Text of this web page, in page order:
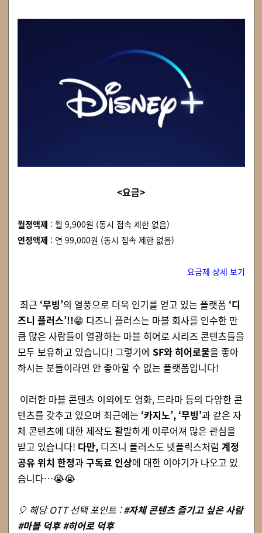
<요금>
월정액제 : 월 9,900원 (동시 접속 제한 없음)
연정액제 : 연 99,000원 (동시 접속 제한 없음)
요금제 상세 보기
최근 ‘무빙’의 열풍으로 더욱 인기를 얻고 있는 플랫폼 ‘디
즈니 플러스’!!😁 디즈니 플러스는 마블 회사를 인수한 만
큼 많은 사람들이 열광하는 마블 히어로 시리즈 콘텐츠들을
모두 보유하고 있습니다! 그렇기에 SF와 히어로물을 좋아
하시는 분들이라면 안 좋아할 수 없는 플랫폼입니다!
이러한 마블 콘텐츠 이외에도 영화, 드라마 등의 다양한 콘
텐츠를 갖추고 있으며 최근에는 ‘카지노’, ‘무빙’과 같은 자
체 콘텐츠에 대한 제작도 활발하게 이루어져 많은 관심을
받고 있습니다! 다만,디즈니 플러스도 넷플릭스처럼 계정
공유 위치 한정과구독료 인상에 대한 이야기가 나오고 있
습니다…😭😭
🎈 해당 OTT 선택 포인트 :#자체 콘텐츠 즐기고 싶은 사람
#마블 덕후 #히어로 덕후